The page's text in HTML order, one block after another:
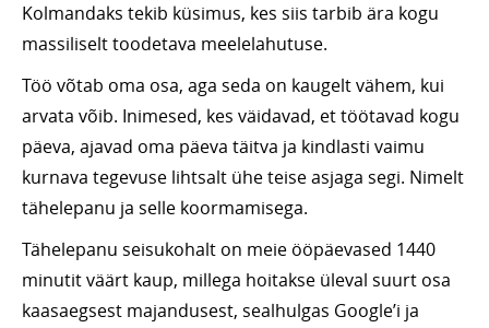
Kolmandaks tekib küsimus, kes siis tarbib ära kogu
massiliselt toodetava meelelahutuse.
Töö võtab oma osa, aga seda on kaugelt vähem, kui
arvata võib. Inimesed, kes väidavad, et töötavad kogu
päeva, ajavad oma päeva täitva ja kindlasti vaimu
kurnava tegevuse lihtsalt ühe teise asjaga segi. Nimelt
tähelepanu ja selle koormamisega.
Tähelepanu seisukohalt on meie ööpäevased 1440
minutit väärt kaup, millega hoitakse üleval suurt osa
kaasaegsest majandusest, sealhulgas Google’i ja